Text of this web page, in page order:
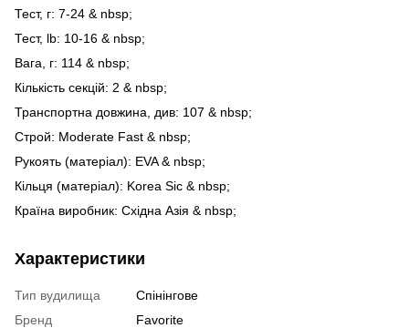
Тест, г: 7-24 & nbsp;
Тест, lb: 10-16 & nbsp;
Вага, г: 114 & nbsp;
Кількість секцій: 2 & nbsp;
Транспортна довжина, див: 107 & nbsp;
Строй: Moderate Fast & nbsp;
Рукоять (матеріал): EVA & nbsp;
Кільця (матеріал): Korea Sic & nbsp;
Країна виробник: Східна Азія & nbsp;
Характеристики
Тип вудилища
Спінінгове
Бренд
Favorite